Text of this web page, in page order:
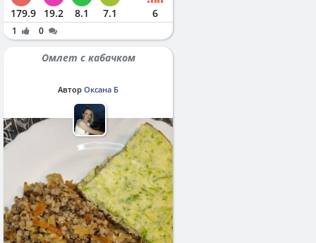
179.9 19.2 8.1 7.1 6
1 0
Омлет с кабачком
Автор Оксана Б